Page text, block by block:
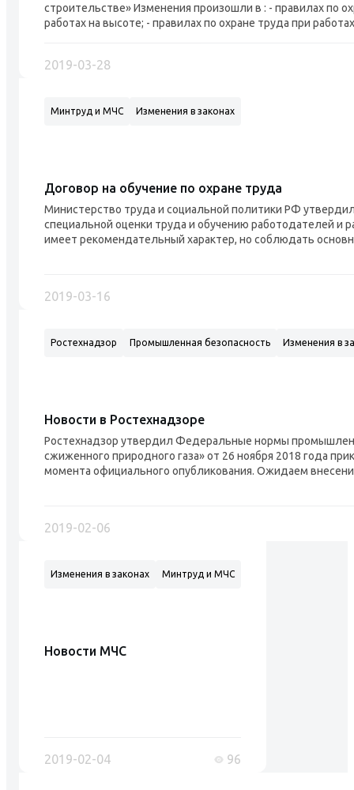
строительстве» Изменения произошли в : - правилах по
работах на высоте; - правилах по охране труда при
2019-03-28
Минтруд и МЧС Изменения в законах
Договор на обучение по охране труда
Министерство труда и социальной политики РФ
специальной оценки труда и обучению работодателей и
имеет рекомендательный характер, но соблюдать
2019-03-16
Ростехнадзор Промышленная безопасность Изменения в
Новости в Ростехнадзоре
Ростехнадзор утвердил Федеральные нормы
сжиженного природного газа» от 26 ноября 2018 года
момента официального опубликования. Ожидаем
2019-02-06
Изменения в законах Минтруд и МЧС
Новости МЧС
2019-02-04 96